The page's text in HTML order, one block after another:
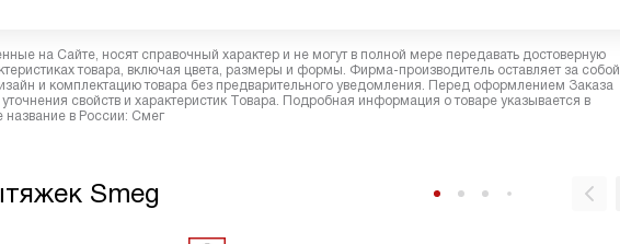
на Сайте, носят справочный характер и не могут в полной мере передавать достоверную
товара, включая цвета, размеры и формы. Фирма-производитель оставляет за собой
и комплектацию товара без предварительного уведомления. Перед оформлением Заказа
свойств и характеристик Товара. Подробная информация о товаре указывается в
название в России: Смег
Smeg